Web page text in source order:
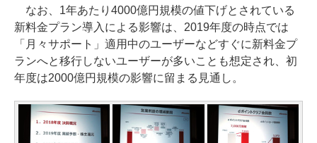
なお、1年あたり4000億円規模の値下げとされている
新料金プラン導入による影響は、2019年度の時点では
「月々サポート」適用中のユーザーなどすぐに新料金プ
ランへと移行しないユーザーが多いことも想定され、初
年度は2000億円規模の影響に留まる見通し。